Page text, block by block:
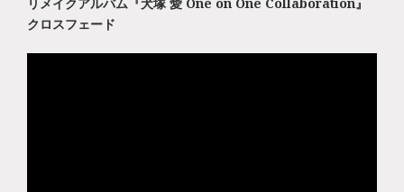
リメイクアルバム『犬塚 愛 One on One Collaboration』
クロスフェード